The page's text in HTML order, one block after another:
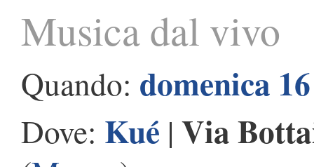
Musica dal vivo
Quando: domenica
Dove: Kué | Via